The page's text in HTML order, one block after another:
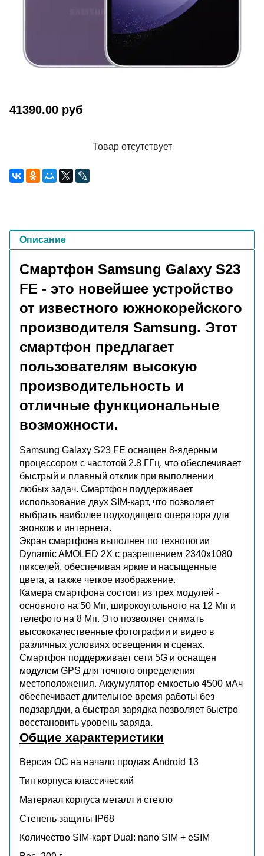
41390.00 руб
Товар отсутствует
Описание
Смартфон Samsung Galaxy S23
FE - это новейшее устройство
от известного южнокорейского
производителя Samsung. Этот
смартфон предлагает
пользователям высокую
производительность и
отличные функциональные
возможности.
Samsung Galaxy S23 FE оснащен 8-ядерным
процессором с частотой 2.8 ГГц, что обеспечивает
быстрый и плавный отклик при выполнении
любых задач. Смартфон поддерживает
использование двух SIM-карт, что позволяет
выбрать наиболее подходящего оператора для
звонков и интернета.
Экран смартфона выполнен по технологии
Dynamic AMOLED 2X с разрешением 2340x1080
пикселей, обеспечивая яркие и насыщенные
цвета, а также четкое изображение.
Камера смартфона состоит из трех модулей -
основного на 50 Мп, широкоугольного на 12 Мп и
телефото на 8 Мп. Это позволяет снимать
высококачественные фотографии и видео в
различных условиях освещения и сценах.
Смартфон поддерживает сети 5G и оснащен
модулем GPS для точного определения
местоположения. Аккумулятор емкостью 4500 мАч
обеспечивает длительное время работы без
подзарядки, а быстрая зарядка позволяет быстро
восстановить уровень заряда.
Общие характеристики
Версия ОС на начало продаж Android 13
Тип корпуса классический
Материал корпуса металл и стекло
Степень защиты
IP68
Количество SIM-карт Dual: nano SIM + eSIM